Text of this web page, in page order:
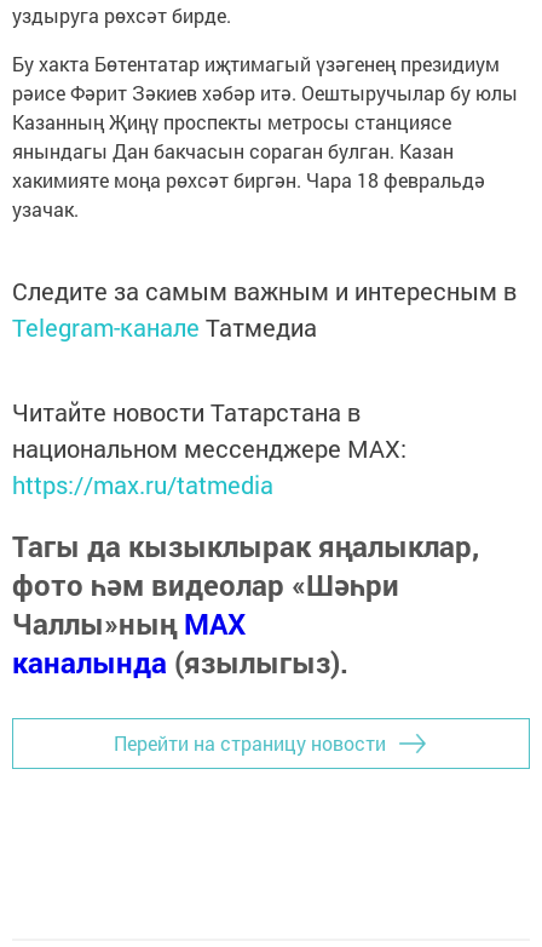
уздыруга рөхсәт бирде.
Бу хакта Бөтентатар иҗтимагый үзәгенең президиум
рәисе Фәрит Зәкиев хәбәр итә. Оештыручылар бу юлы
Казанның Җиңү проспекты метросы станциясе
янындагы Дан бакчасын сораган булган. Казан
хакимияте моңа рөхсәт биргән. Чара 18 февральдә
узачак.
Следите за самым важным и интересным в
Telegram-канале Татмедиа
Читайте новости Татарстана в
национальном мессенджере MАХ:
https://max.ru/tatmedia
Тагы да кызыклырак яңалыклар,
фото һәм видеолар «Шәһри
Чаллы»ныңMAX
каналында (язылыгыз).
Перейти на страницу новости